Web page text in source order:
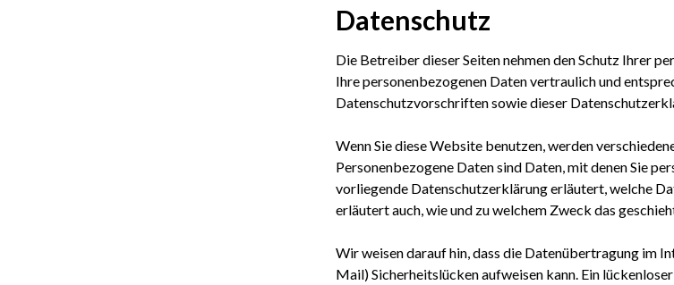
Datenschutz
Die Betreiber dieser Seiten nehmen den Schutz Ihrer
Ihre personenbezogenen Daten vertraulich und
Datenschutzvorschriften sowie dieser
Wenn Sie diese Website benutzen, werden
Personenbezogene Daten sind Daten, mit denen Sie
vorliegende Datenschutzerklärung erläutert, welche
erläutert auch, wie und zu welchem Zweck das
Wir weisen darauf hin, dass die Datenübertragung im
Mail) Sicherheitslücken aufweisen kann. Ein